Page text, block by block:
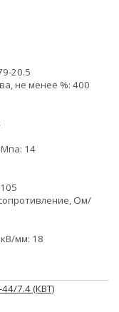
20.5
не менее %: 400
14
Ом/
мм: 18
7.4 (КВТ)